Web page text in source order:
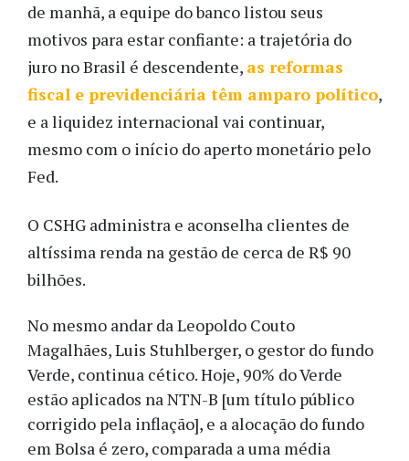
de manhã, a equipe do banco listou seus
motivos para estar confiante: a trajetória do
juro no Brasil é descendente, as reformas
fiscal e previdenciária têm amparo político,
e a liquidez internacional vai continuar,
mesmo com o início do aperto monetário pelo
Fed.
O CSHG administra e aconselha clientes de
altíssima renda na gestão de cerca de R$ 90
bilhões.
No mesmo andar da Leopoldo Couto
Magalhães, Luis Stuhlberger, o gestor do fundo
Verde, continua cético. Hoje, 90% do Verde
estão aplicados na NTN-B [um título público
corrigido pela inflação], e a alocação do fundo
em Bolsa é zero, comparada a uma média